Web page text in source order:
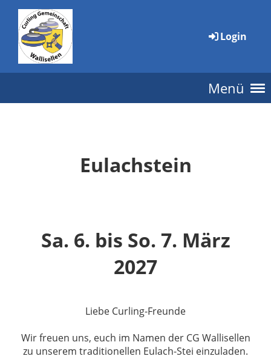
Login
Menü
Eulachstein
Sa. 6. bis So. 7. März
2027
Liebe Curling-Freunde
Wir freuen uns, euch im Namen der CG Wallisellen
zu unserem traditionellen Eulach-Stei einzuladen.